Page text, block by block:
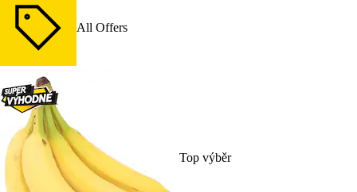
All Offers
Top výběr